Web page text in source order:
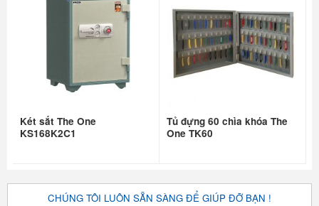
Két sắt The One
KS168K2C1
Tủ đựng 60 chìa khóa The
One TK60
CHÚNG TÔI LUÔN SẴN SÀNG ĐỂ GIÚP ĐỠ BẠN !